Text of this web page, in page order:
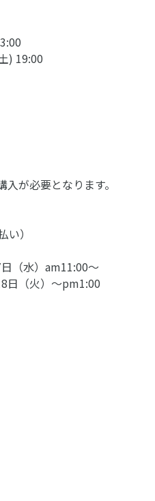
) 19:00
が必要となります。
）
（水）am11:00～
日（火）～pm1:00